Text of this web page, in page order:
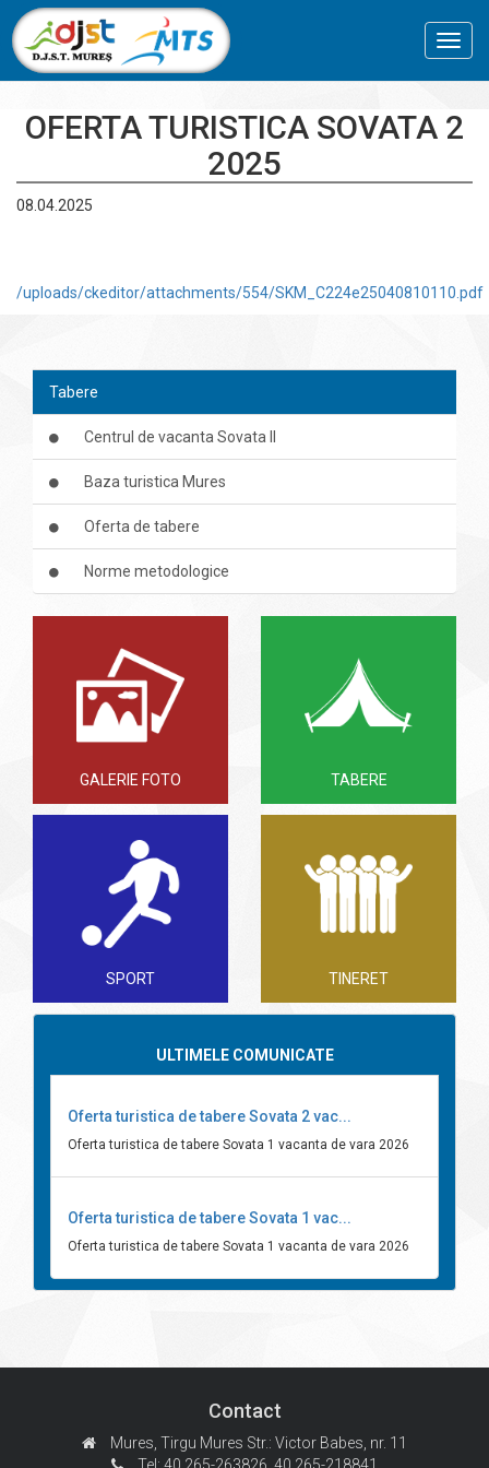
OFERTA TURISTICA SOVATA 2
2025
08.04.2025
/uploads/ckeditor/attachments/554/SKM_C224e25040810110.pdf
Tabere
Centrul de vacanta Sovata II
Baza turistica Mures
Oferta de tabere
Norme metodologice
GALERIE FOTO TABERE
SPORT TINERET
ULTIMELE COMUNICATE
Oferta turistica de tabere Sovata 2 vac...
Oferta turistica de tabere Sovata 1 vacanta de vara 2026
Oferta turistica de tabere Sovata 1 vac...
Oferta turistica de tabere Sovata 1 vacanta de vara 2026
Contact
Mures, Tirgu Mures Str.: Victor Babes, nr. 11